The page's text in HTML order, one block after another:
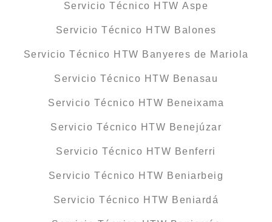
Servicio Técnico HTW Aspe
Servicio Técnico HTW Balones
Servicio Técnico HTW Banyeres de Mariola
Servicio Técnico HTW Benasau
Servicio Técnico HTW Beneixama
Servicio Técnico HTW Benejúzar
Servicio Técnico HTW Benferri
Servicio Técnico HTW Beniarbeig
Servicio Técnico HTW Beniardá